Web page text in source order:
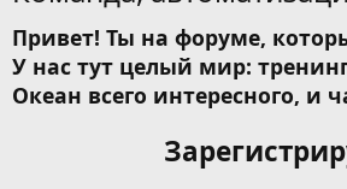
Привет! Ты на форуме,
У нас тут целый мир:
Океан всего интересного, и